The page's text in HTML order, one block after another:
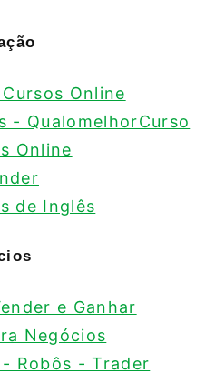
Online
- QualomelhorCurso
Online
de Inglês
e Ganhar
Negócios
Robôs - Trader